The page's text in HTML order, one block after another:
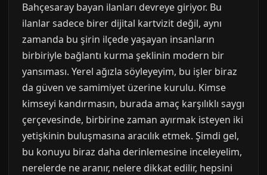
Bahçesaray bayan ilanları devreye giriyor. Bu
ilanlar sadece birer dijital kartvizit değil, aynı
zamanda bu şirin ilçede yaşayan insanların
birbiriyle bağlantı kurma şeklinin modern bir
yansıması. Yerel ağızla söyleyeyim, bu işler biraz
da güven ve samimiyet üzerine kurulu. Kimse
kimseyi kandırmasın, burada amaç karşılıklı saygı
çerçevesinde, birbirine zaman ayırmak isteyen iki
yetişkinin buluşmasına aracılık etmek. Şimdi gel,
bu konuyu biraz daha derinlemesine inceleyelim,
nerelerde ne aranır, nelere dikkat edilir, hepsini